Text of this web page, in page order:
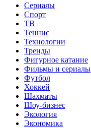
Сериалы
Спорт
ТВ
Теннис
Технологии
Тренды
Фигурное катание
Фильмы и сериалы
Футбол
Хоккей
Шахматы
Шоу-бизнес
Экология
Экономика